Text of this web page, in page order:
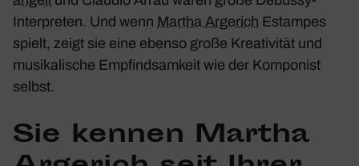
Inter­preten. Und wenn Martha Arge­rich Estampes
spielt, zeigt sie eine ebenso große Krea­ti­vität und
musi­ka­li­sche Empfind­sam­keit wie der Kompo­nist
selbst.
Sie kennen Martha